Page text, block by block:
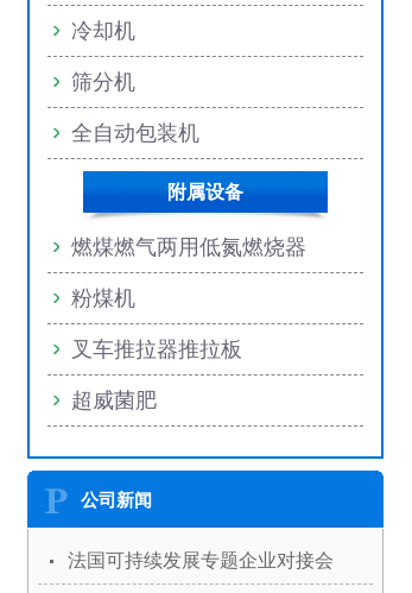
冷却机
筛分机
全自动包装机
附属设备
燃煤燃气两用低氮燃烧器
粉煤机
叉车推拉器推拉板
超威菌肥
公司新闻
法国可持续发展专题企业对接会